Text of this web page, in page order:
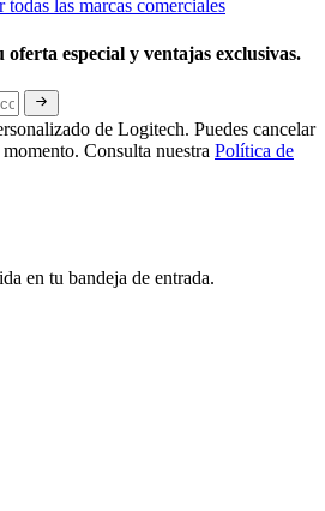
todas las marcas comerciales
especial y ventajas exclusivas.
de Logitech. Puedes cancelar
Consulta nuestra Política de
en tu bandeja de entrada.